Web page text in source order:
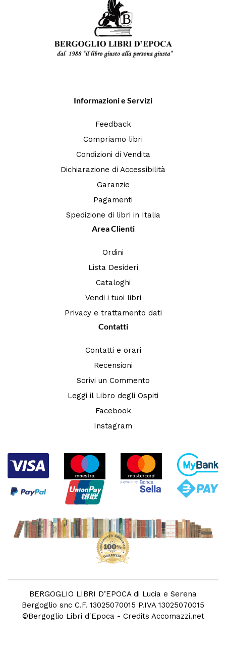
Informazioni e Servizi
Feedback
Compriamo libri
Condizioni di Vendita
Dichiarazione di Accessibilità
Garanzie
Pagamenti
Spedizione di libri in Italia
Area Clienti
Ordini
Lista Desideri
Cataloghi
Vendi i tuoi libri
Privacy e trattamento dati
Contatti
Contatti e orari
Recensioni
Scrivi un Commento
Leggi il Libro degli Ospiti
Facebook
Instagram
BERGOGLIO LIBRI D’EPOCA di Lucia e Serena
Bergoglio snc C.F. 13025070015 P.IVA 13025070015
©Bergoglio Libri d'Epoca - Credits Accomazzi.net